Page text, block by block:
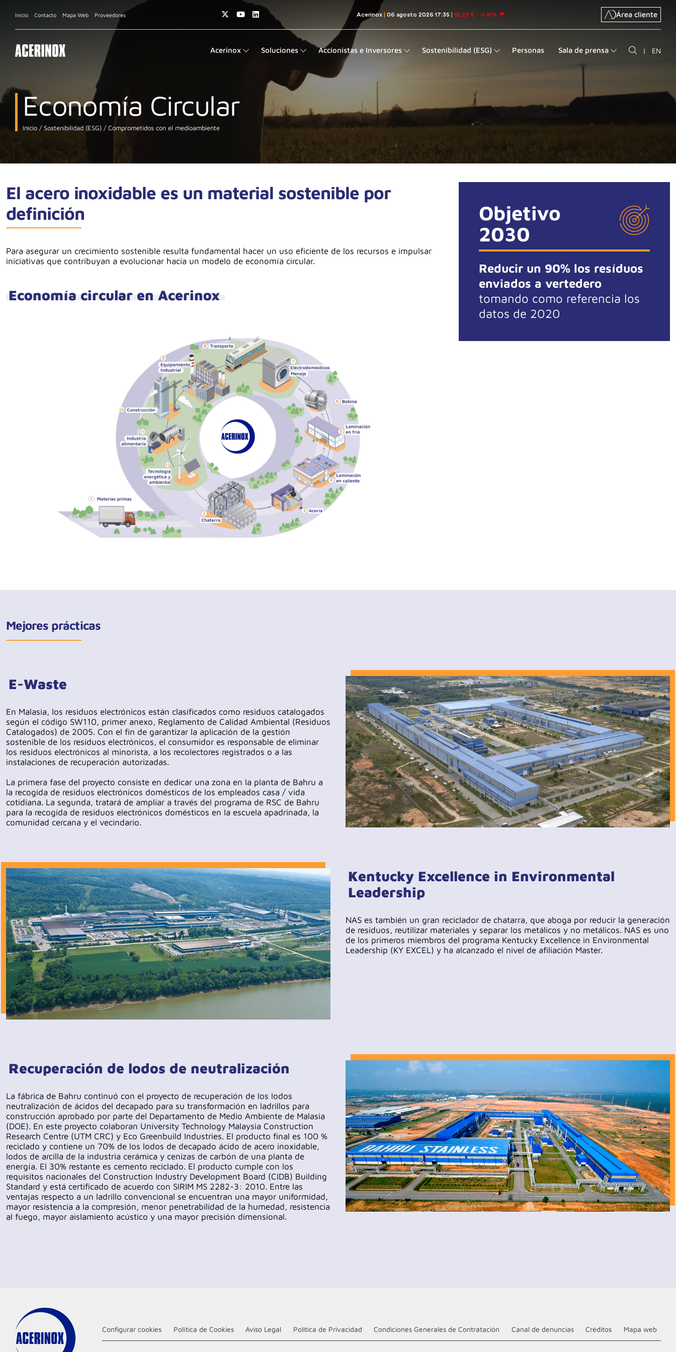
Inicio Contacto Mapa Web Proveedores Área cliente
Acerinox Soluciones Accionistas e Inversores Sostenibilidad (ESG) Personas Sala de prensa | EN
Economía Circular
Inicio Sostenibilidad (ESG) Comprometidos con el medioambiente
El acero inoxidable es un material sostenible por
definición
Para asegurar un crecimiento sostenible resulta fundamental hacer un uso eficiente de los recursos e impulsar
iniciativas que contribuyan a evolucionar hacia un modelo de economía circular.
Economía circular en Acerinox
Objetivo
2030
Reducir un 90% los resíduos
enviados a vertedero
tomando como referencia los
datos de 2020
Mejores prácticas
E-Waste
En Malasia, los residuos electrónicos están clasificados como residuos catalogados
según el código SW110, primer anexo, Reglamento de Calidad Ambiental (Residuos
Catalogados) de 2005. Con el fin de garantizar la aplicación de la gestión
sostenible de los residuos electrónicos, el consumidor es responsable de eliminar
los residuos electrónicos al minorista, a los recolectores registrados o a las
instalaciones de recuperación autorizadas.
La primera fase del proyecto consiste en dedicar una zona en la planta de Bahru a
la recogida de residuos electrónicos domésticos de los empleados casa / vida
cotidiana. La segunda, tratará de ampliar a través del programa de RSC de Bahru
para la recogida de residuos electrónicos domésticos en la escuela apadrinada, la
comunidad cercana y el vecindario.
Kentucky Excellence in Environmental
Leadership
NAS es también un gran reciclador de chatarra, que aboga por reducir la generación
de residuos, reutilizar materiales y separar los metálicos y no metálicos. NAS es uno
de los primeros miembros del programa Kentucky Excellence in Environmental
Leadership (KY EXCEL) y ha alcanzado el nivel de afiliación Master.
Recuperación de lodos de neutralización
La fábrica de Bahru continuó con el proyecto de recuperación de los lodos
neutralización de ácidos del decapado para su transformación en ladrillos para
construcción aprobado por parte del Departamento de Medio Ambiente de Malasia
(DOE). En este proyecto colaboran University Technology Malaysia Construction
Research Centre (UTM CRC) y Eco Greenbuild Industries. El producto final es 100 %
reciclado y contiene un 70% de los lodos de decapado ácido de acero inoxidable,
lodos de arcilla de la industria cerámica y cenizas de carbón de una planta de
energía. El 30% restante es cemento reciclado. El producto cumple con los
requisitos nacionales del Construction Industry Development Board (CIDB) Building
Standard y está certificado de acuerdo con SIRIM MS 2282-3: 2010. Entre las
ventajas respecto a un ladrillo convencional se encuentran una mayor uniformidad,
mayor resistencia a la compresión, menor penetrabilidad de la humedad, resistencia
al fuego, mayor aislamiento acústico y una mayor precisión dimensional.
Configurar cookies Política de Cookies Aviso Legal Politica de Privacidad Condiciones Generales de Contratación Canal de denuncias Créditos Mapa web